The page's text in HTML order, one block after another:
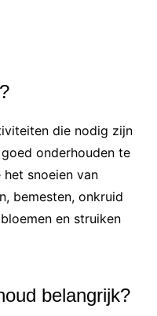
die nodig zijn
onderhouden te
snoeien van
bemesten, onkruid
en struiken
belangrijk?